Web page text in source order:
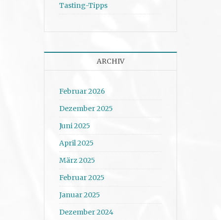
Tasting-Tipps
ARCHIV
Februar 2026
Dezember 2025
Juni 2025
April 2025
März 2025
Februar 2025
Januar 2025
Dezember 2024